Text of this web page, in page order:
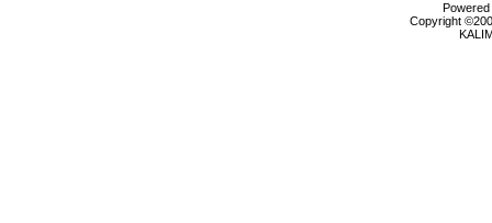
Copyright